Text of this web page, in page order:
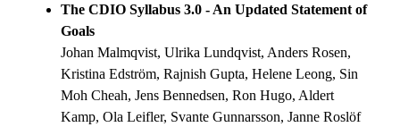
The CDIO Syllabus 3.0 - An Updated Statement of
Goals
Johan Malmqvist, Ulrika Lundqvist, Anders Rosen,
Kristina Edström, Rajnish Gupta, Helene Leong, Sin
Moh Cheah, Jens Bennedsen, Ron Hugo, Aldert
Kamp, Ola Leifler, Svante Gunnarsson, Janne Roslöf